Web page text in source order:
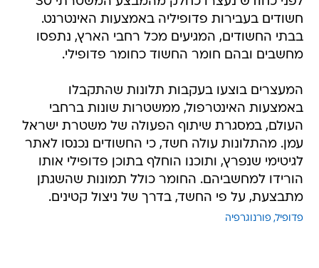
חשודים בעבירות פדופיליה באמצעות האינטרנט.
בבתי החשודים, המגיעים מכל רחבי הארץ, נתפסו
מחשבים ובהם חומר החשוד כחומר פדופילי.
המעצרים בוצעו בעקבות תלונות שהתקבלו
באמצעות האינטרפול, ממשטרות שונות ברחבי
העולם, במסגרת שיתוף הפעולה של משטרת ישראל
עמן. מהתלונות עולה חשד, כי החשודים נכנסו לאתר
לגיטימי שנפרץ, ותוכנו הוחלף בתוכן פדופילי אותו
הורידו למחשביהם. החומר כולל תמונות שהשגתן
מתבצעת, על פי החשד, בדרך של ניצול קטינים.
פדופיל פורנוגרפיה